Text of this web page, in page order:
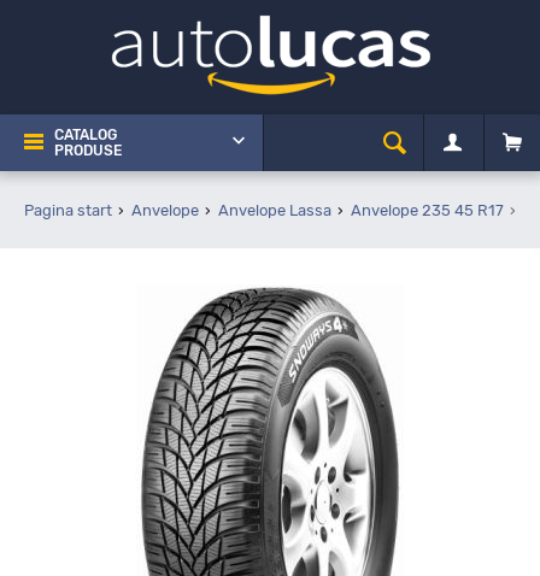
CATALOG
PRODUSE
Pagina start Anvelope Anvelope Lassa Anvelope 235 45 R17